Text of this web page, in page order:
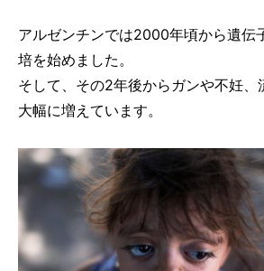
アルゼンチンでは2000年頃から遺伝
培を始めました。
そして、その2年後からガンや不妊、
大幅に増えています。